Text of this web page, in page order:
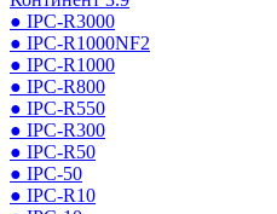
● IPC-R3000
● IPC-R1000NF2
● IPC-R1000
● IPC-R800
● IPC-R550
● IPC-R300
● IPC-R50
● IPC-50
● IPC-R10